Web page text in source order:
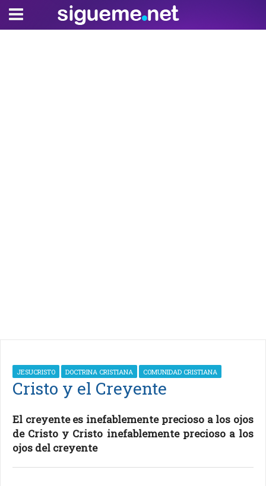
JESUCRISTO DOCTRINA CRISTIANA COMUNIDAD CRISTIANA
Cristo y el Creyente
El creyente es inefablemente precioso a los ojos
de Cristo y Cristo inefablemente precioso a los
ojos del creyente